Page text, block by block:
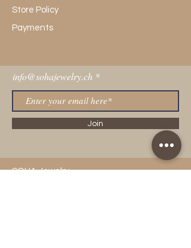
Store Policy
Payments
info@sohajewelry.ch
Join
SOHA Jewelry